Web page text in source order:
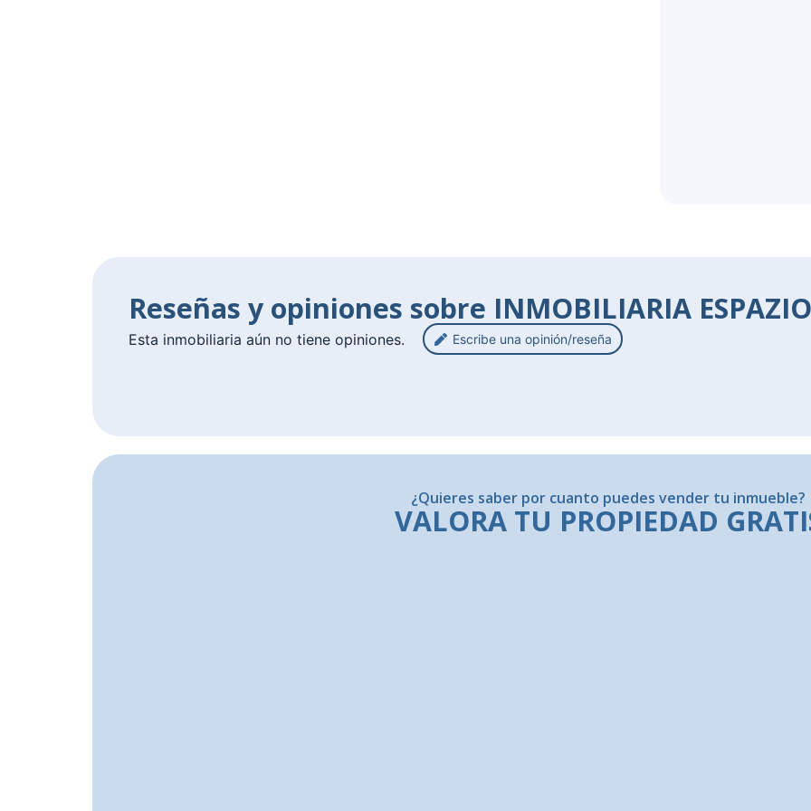
Reseñas y opiniones sobre INMOBILIARIA
Esta inmobiliaria aún no tiene opiniones. Escribe una opinión/reseña
¿Quieres saber por cuanto puedes vender tu inmueble?
VALORA TU PROPIEDAD